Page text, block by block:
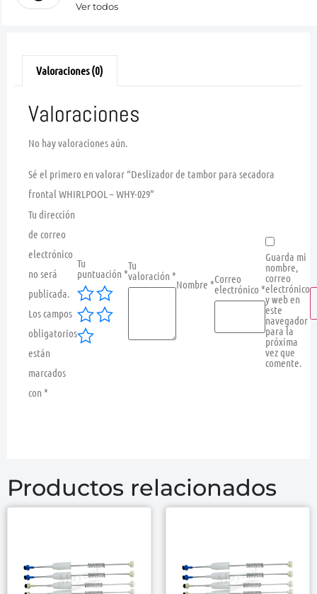
Ver todos
Valoraciones (0)
Valoraciones
No hay valoraciones aún.
Sé el primero en valorar “Deslizador de tambor para secadora
frontal WHIRLPOOL – WHY-029”
Tu dirección
de correo
electrónico
no será
publicada.
Los campos
obligatorios
están
marcados
con *
Tu
puntuación *
Tu
valoración *
Nombre *Correo
electrónico *
Guarda mi
nombre,
correo
electrónico
y web en
este
navegador
para la
próxima
vez que
comente.
Productos relacionados